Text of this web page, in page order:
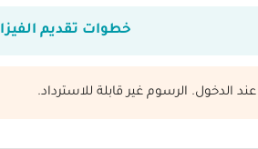
خطوات تقديم الفيزا
الدخول. الرسوم غير قابلة للاسترداد.